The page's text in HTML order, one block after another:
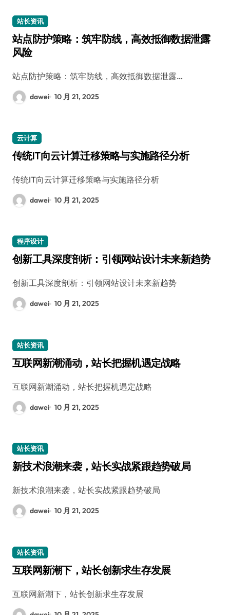
站长资讯
站点防护策略：筑牢防线，高效抵御数据泄露
风险
站点防护策略：筑牢防线，高效抵御数据泄露…
dawei 10 月 21, 2025
云计算
传统IT向云计算迁移策略与实施路径分析
传统IT向云计算迁移策略与实施路径分析
dawei 10 月 21, 2025
程序设计
创新工具深度剖析：引领网站设计未来新趋势
创新工具深度剖析：引领网站设计未来新趋势
dawei 10 月 21, 2025
站长资讯
互联网新潮涌动，站长把握机遇定战略
互联网新潮涌动，站长把握机遇定战略
dawei 10 月 21, 2025
站长资讯
新技术浪潮来袭，站长实战紧跟趋势破局
新技术浪潮来袭，站长实战紧跟趋势破局
dawei 10 月 21, 2025
站长资讯
互联网新潮下，站长创新求生存发展
互联网新潮下，站长创新求生存发展